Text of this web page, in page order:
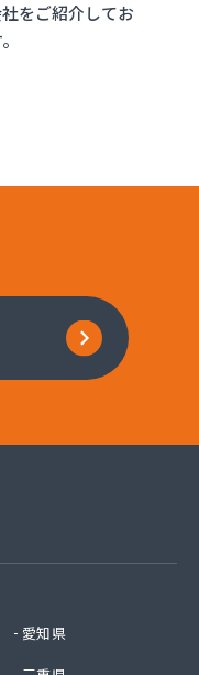
をご紹介してお
愛知県